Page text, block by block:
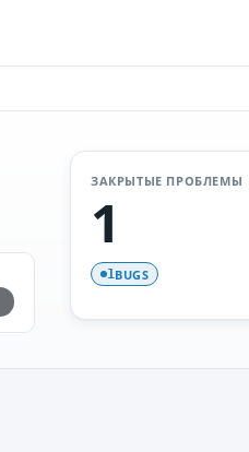
ЗАКРЫТЫЕ ПРОБЛЕМЫ
1
1BUGS